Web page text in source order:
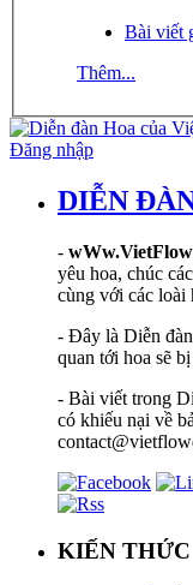
Bài viết
Thêm...
Đăng nhập
DIỄN
-
yêu hoa, chúc
cùng với các loài
- Đây là Diễn
quan tới hoa sẽ
- Bài viết trong
có khiếu nại về
KIẾN THỨC